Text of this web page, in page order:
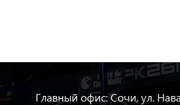
Главный офис: Сочи, ул.